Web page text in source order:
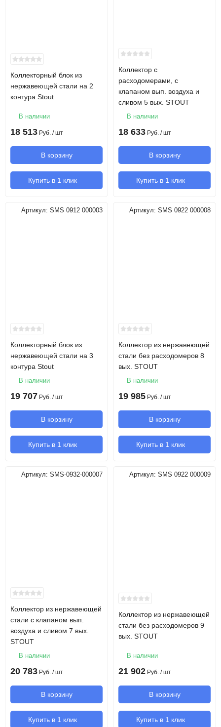
Коллекторный блок из
нержавеющей стали на 2
контура Stout
В наличии
18 513 Руб. / шт
В корзину
Купить в 1 клик
Коллектор с
расходомерами, с
клапаном вып. воздуха и
сливом 5 вых. STOUT
В наличии
18 633 Руб. / шт
В корзину
Купить в 1 клик
Артикул: SMS 0912 000003
Коллекторный блок из
нержавеющей стали на 3
контура Stout
В наличии
19 707 Руб. / шт
В корзину
Купить в 1 клик
Артикул: SMS 0922 000008
Коллектор из нержавеющей
стали без расходомеров 8
вых. STOUT
В наличии
19 985 Руб. / шт
В корзину
Купить в 1 клик
Артикул: SMS-0932-000007
Коллектор из нержавеющей
стали с клапаном вып.
воздуха и сливом 7 вых.
STOUT
В наличии
20 783 Руб. / шт
В корзину
Купить в 1 клик
Артикул: SMS 0922 000009
Коллектор из нержавеющей
стали без расходомеров 9
вых. STOUT
В наличии
21 902 Руб. / шт
В корзину
Купить в 1 клик